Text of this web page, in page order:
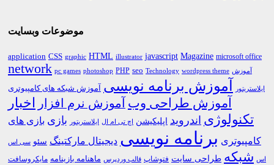
موضوعات وبسایت
application CSS graphic HTML illustrator javascript Magazine microsoft office
network pc games photoshop PHP seo Technology wordpress theme آموزش
ایلاستریتور آموزش برنامه نویسی آموزش شبکه های کامپیوتری
آموزش طراحی وب آموزش نرم افزار اخبار
تکنولوژی اندروید اپلیکیشن اچ تی ام ال ایلاستریتور بازی بازی های
کامپیوتری برنامه نویسی دیجیتال مارکتینگ سئو سی اس
اس شبکه طراحی سایت فتوشاپ قالب وردپرس ماهنامه بازینامه مایکروسافت